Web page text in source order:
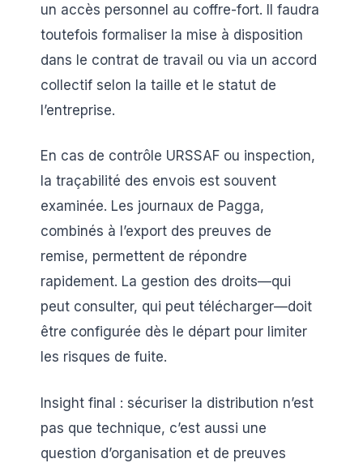
un accès personnel au coffre-fort. Il faudra
toutefois formaliser la mise à disposition
dans le contrat de travail ou via un accord
collectif selon la taille et le statut de
l’entreprise.
En cas de contrôle URSSAF ou inspection,
la traçabilité des envois est souvent
examinée. Les journaux de Pagga,
combinés à l’export des preuves de
remise, permettent de répondre
rapidement. La gestion des droits—qui
peut consulter, qui peut télécharger—doit
être configurée dès le départ pour limiter
les risques de fuite.
Insight final : sécuriser la distribution n’est
pas que technique, c’est aussi une
question d’organisation et de preuves